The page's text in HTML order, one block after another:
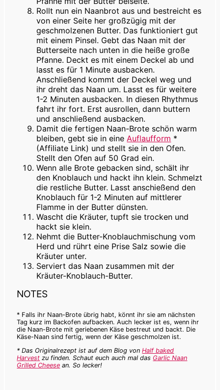
Rollt nun ein Naanbrot aus und bestreicht es
von einer Seite her großzügig mit der
geschmolzenen Butter. Das funktioniert gut
mit einem Pinsel. Gebt das Naan mit der
Butterseite nach unten in die heiße große
Pfanne. Deckt es mit einem Deckel ab und
lasst es für 1 Minute ausbacken.
Anschließend kommt der Deckel weg und
ihr dreht das Naan um. Lasst es für weitere
1-2 Minuten ausbacken. In diesen Rhythmus
fahrt ihr fort. Erst ausrollen, dann buttern
und anschließend ausbacken.
Damit die fertigen Naan-Brote schön warm
bleiben, gebt sie in eine Auflaufform *
(Affiliate Link) und stellt sie in den Ofen.
Stellt den Ofen auf 50 Grad ein.
Wenn alle Brote gebacken sind, schält ihr
den Knoblauch und hackt ihn klein. Schmelzt
die restliche Butter. Lasst anschießend den
Knoblauch für 1-2 Minuten auf mittlerer
Flamme in der Butter dünsten.
Wascht die Kräuter, tupft sie trocken und
hackt sie klein.
Nehmt die Butter-Knoblauchmischung vom
Herd und rührt eine Prise Salz sowie die
Kräuter unter.
Serviert das Naan zusammen mit der
Kräuter-Knoblauch-Butter.
NOTES
* Falls ihr Naan-Brote übrig habt, könnt ihr sie am nächsten
Tag kurz im Backofen aufbacken. Auch lecker ist es, wenn ihr
die Naan-Brote mit geriebenen Käse bestreut und backt. Die
Käse-Naan sind fertig, wenn der Käse geschmolzen ist.
* Das Originalrezept ist auf dem Blog vonHalf baked
Harvest zu finden. Schaut euch auch mal das Garlic Naan
Grilled Cheese an. So lecker!